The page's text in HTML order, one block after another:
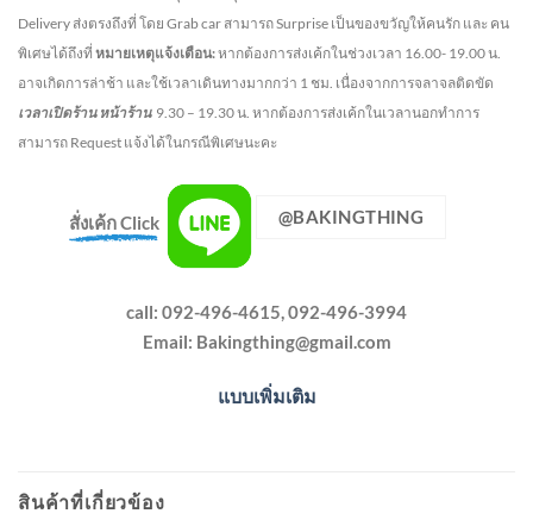
Delivery ส่งตรงถึงที่ โดย Grab car สามารถ Surprise เป็นของขวัญให้คนรัก และ คน
พิเศษได้ถึงที่ หมายเหตุแจ้งเตือน:หากต้องการส่งเค้กในช่วงเวลา 16.00- 19.00 น.
อาจเกิดการล่าช้า และใช้เวลาเดินทางมากกว่า 1 ชม. เนื่องจากการจลาจลติดขัด
เวลาเปิดร้าน หน้าร้าน 9.30 – 19.30 น. หากต้องการส่งเค้กในเวลานอกทำการ
สามารถ Request แจ้งได้ในกรณีพิเศษนะคะ
สั่งเค้ก Click @BAKINGTHING
call: 092-496-4615, 092-496-3994
Email: Bakingthing@gmail.com
แบบเพิ่มเติม
สินค้าที่เกี่ยวข้อง